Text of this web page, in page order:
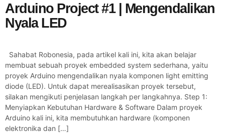
Arduino Project #1 | Mengendalikan
Nyala LED
Sahabat Robonesia, pada artikel kali ini, kita akan belajar
membuat sebuah proyek embedded system sederhana, yaitu
proyek Arduino mengendalikan nyala komponen light emitting
diode (LED). Untuk dapat merealisasikan proyek tersebut,
silakan mengikuti penjelasan langkah per langkahnya. Step 1:
Menyiapkan Kebutuhan Hardware & Software Dalam proyek
Arduino kali ini, kita membutuhkan hardware (komponen
elektronika dan […]